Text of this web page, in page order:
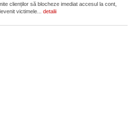
clienților să blocheze imediat accesul la cont,
victimele... detalii